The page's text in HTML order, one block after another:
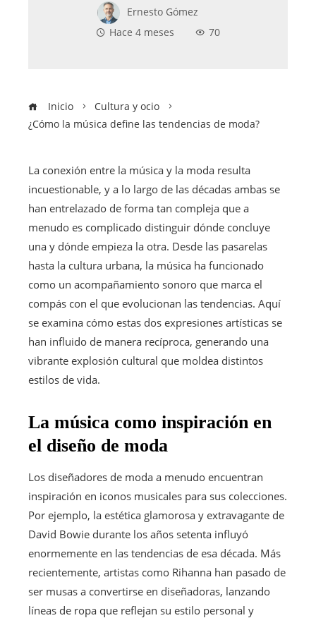
Ernesto Gómez
Hace 4 meses
70
Inicio
Cultura y ocio
¿Cómo la música define las tendencias de moda?
La conexión entre la música y la moda resulta
incuestionable, y a lo largo de las décadas ambas se
han entrelazado de forma tan compleja que a
menudo es complicado distinguir dónde concluye
una y dónde empieza la otra. Desde las pasarelas
hasta la cultura urbana, la música ha funcionado
como un acompañamiento sonoro que marca el
compás con el que evolucionan las tendencias. Aquí
se examina cómo estas dos expresiones artísticas se
han influido de manera recíproca, generando una
vibrante explosión cultural que moldea distintos
estilos de vida.
La música como inspiración en
el diseño de moda
Los diseñadores de moda a menudo encuentran
inspiración en iconos musicales para sus colecciones.
Por ejemplo, la estética glamorosa y extravagante de
David Bowie durante los años setenta influyó
enormemente en las tendencias de esa década. Más
recientemente, artistas como Rihanna han pasado de
ser musas a convertirse en diseñadoras, lanzando
líneas de ropa que reflejan su estilo personal y